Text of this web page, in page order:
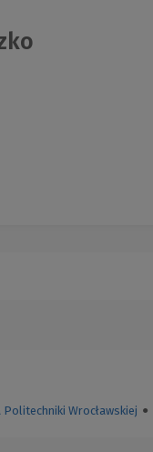
Politechniki Wrocławskiej ●